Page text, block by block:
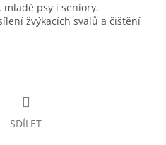
psy i seniory.
žvýkacích svalů a čištění
SDÍLET